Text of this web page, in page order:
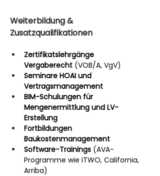
Weiterbildung &
Zusatzqualifikationen
Zertifikatslehrgänge
Vergaberecht (VOB/A, VgV)
Seminare HOAI und
Vertragsmanagement
BIM-Schulungen für
Mengenermittlung und LV-
Erstellung
Fortbildungen
Baukostenmanagement
Software-Trainings (AVA-
Programme wie iTWO, California,
Arriba)